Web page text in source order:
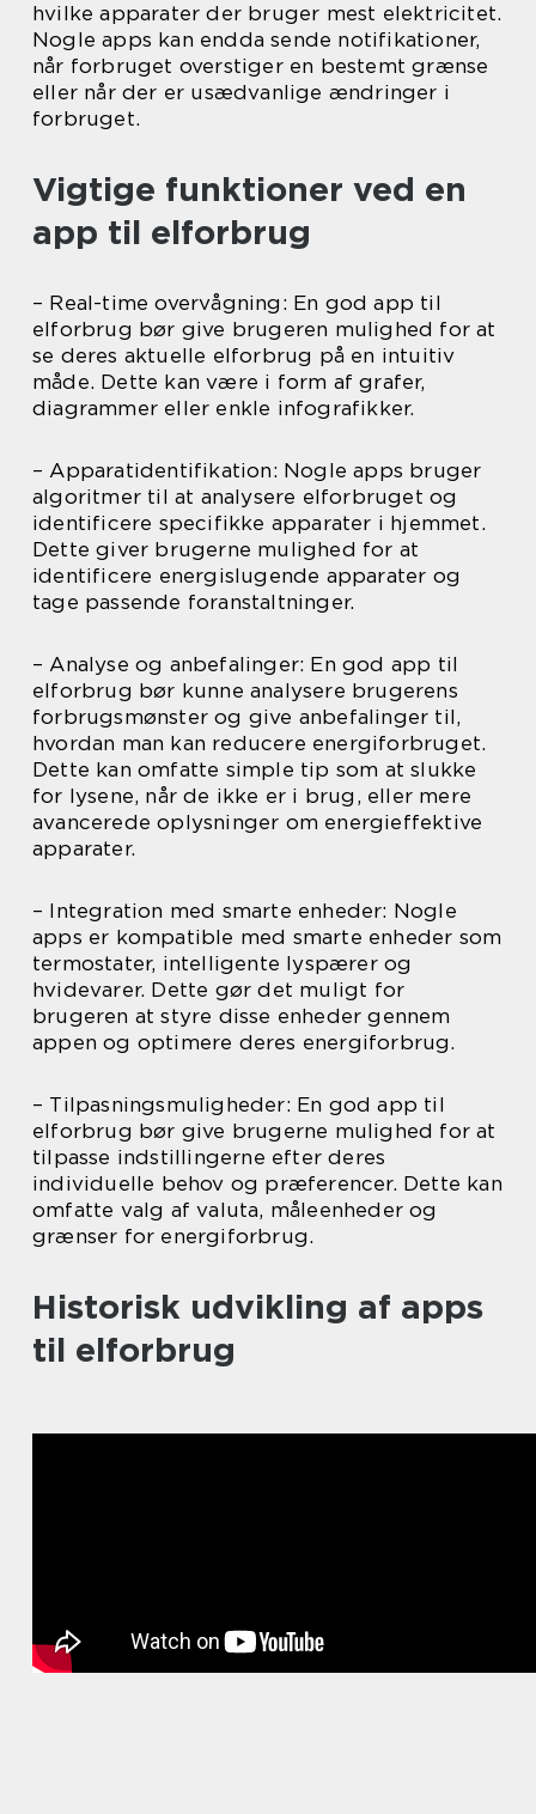
hvilke apparater der bruger mest elektricitet.
Nogle apps kan endda sende notifikationer,
når forbruget overstiger en bestemt grænse
eller når der er usædvanlige ændringer i
forbruget.
Vigtige funktioner ved en
app til elforbrug
– Real-time overvågning: En god app til
elforbrug bør give brugeren mulighed for at
se deres aktuelle elforbrug på en intuitiv
måde. Dette kan være i form af grafer,
diagrammer eller enkle infografikker.
– Apparatidentifikation: Nogle apps bruger
algoritmer til at analysere elforbruget og
identificere specifikke apparater i hjemmet.
Dette giver brugerne mulighed for at
identificere energislugende apparater og
tage passende foranstaltninger.
– Analyse og anbefalinger: En god app til
elforbrug bør kunne analysere brugerens
forbrugsmønster og give anbefalinger til,
hvordan man kan reducere energiforbruget.
Dette kan omfatte simple tip som at slukke
for lysene, når de ikke er i brug, eller mere
avancerede oplysninger om energieffektive
apparater.
– Integration med smarte enheder: Nogle
apps er kompatible med smarte enheder som
termostater, intelligente lyspærer og
hvidevarer. Dette gør det muligt for
brugeren at styre disse enheder gennem
appen og optimere deres energiforbrug.
– Tilpasningsmuligheder: En god app til
elforbrug bør give brugerne mulighed for at
tilpasse indstillingerne efter deres
individuelle behov og præferencer. Dette kan
omfatte valg af valuta, måleenheder og
grænser for energiforbrug.
Historisk udvikling af apps
til elforbrug